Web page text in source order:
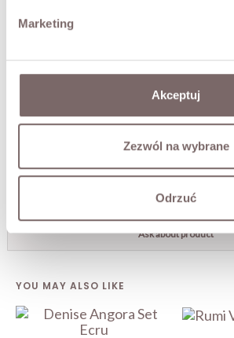
Marketing
Akceptuj
Zezwól na wybrane
Odrzuć
FABRIC / ADDITIONAL
SIZES
RETURNS
SHIPPING
Ask about product
YOU MAY ALSO LIKE